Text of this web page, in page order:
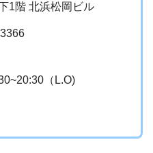
1階 北浜松岡ビル
（L.O)